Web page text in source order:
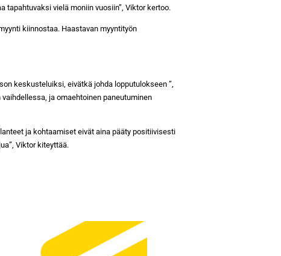
tapahtuvaksi vielä moniin vuosiin”, Viktor kertoo.
kiinnostaa. Haastavan myyntityön
keskusteluiksi, eivätkä johda lopputulokseen ”,
ja omaehtoinen paneutuminen
ja kohtaamiset eivät aina pääty positiivisesti
Viktor kiteyttää.